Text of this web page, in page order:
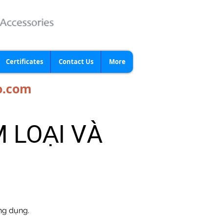
Certificates Contact Us More
LOẠI VÀ
dụng.